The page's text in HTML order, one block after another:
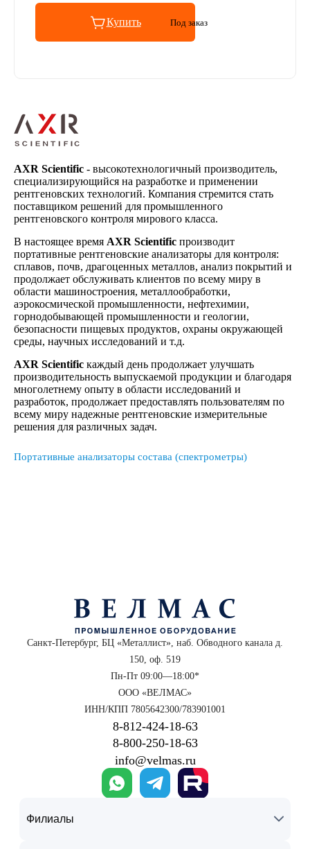
Купить Под заказ
AXR Scientific - высокотехнологичный производитель,
специализирующийся на разработке и применении
рентгеновских технологий. Компания стремится стать
поставщиком решений для промышленного
рентгеновского контроля мирового класса.
В настоящее время AXR Scientific производит
портативные рентгеновские анализаторы для контроля:
сплавов, почв, драгоценных металлов, анализ покрытий и
продолжает обслуживать клиентов по всему миру в
области машиностроения, металлообработки,
аэрокосмической промышленности, нефтехимии,
горнодобывающей промышленности и геологии,
безопасности пищевых продуктов, охраны окружающей
среды, научных исследований и т.д.
AXR Scientific каждый день продолжает улучшать
производительность выпускаемой продукции и благодаря
многолетнему опыту в области исследований и
разработок, продолжает предоставлять пользователям по
всему миру надежные рентгеновские измерительные
решения для различных задач.
Портативные анализаторы состава (спектрометры)
Санкт-Петербург, БЦ «Металлист», наб. Обводного канала д.
150, оф. 519
Пн-Пт 09:00—18:00*
ООО «ВЕЛМАС»
ИНН/КПП 7805642300/783901001
8‑812‑424‑18‑63
8‑800‑250‑18‑63
info@velmas.ru
Филиалы